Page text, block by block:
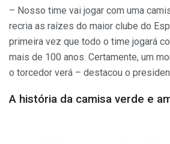
– Nosso time vai jogar com uma
recria as raízes do maior clube do
primeira vez que todo o time jogará
mais de 100 anos. Certamente, um
o torcedor verá – destacou o
A história da camisa verde e